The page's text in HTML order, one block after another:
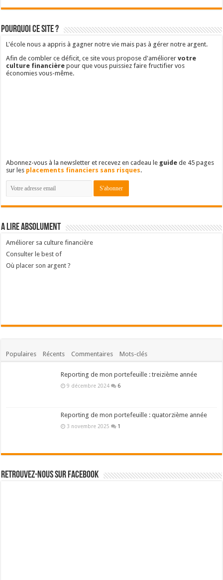
Pourquoi ce site ?
L'école nous a appris à gagner notre vie mais pas à gérer notre argent.
Afin de combler ce déficit, ce site vous propose d'améliorervotre
culture financière pour que vous puissiez faire fructifier vos
économies vous-même.
Abonnez-vous à la newsletter et recevez en cadeau le guide de 45 pages
sur les placements financiers sans risques.
A lire absolument
Améliorer sa culture financière
Consulter le best of
Où placer son argent ?
Populaires Récents Commentaires Mots-clés
Reporting de mon portefeuille : treizième année
9 décembre 2024 6
Reporting de mon portefeuille : quatorzième année
3 novembre 2025 1
Retrouvez-nous sur Facebook